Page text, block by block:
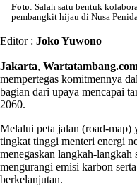
Foto: Salah satu bentuk
pembangkit hijau di Nusa Penida
Editor : Joko Yuwono
Jakarta,
mempertegas komitmennya
bagian dari upaya mencapai
2060.
Melalui peta jalan (road-map)
tingkat tinggi menteri energi
menegaskan langkah-langkah
mengurangi emisi karbon
berkelanjutan.